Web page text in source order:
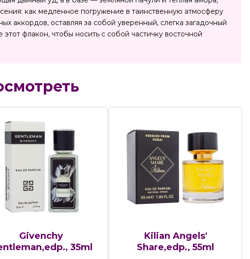
как медленное погружение в таинственную атмосферу
аккордов, оставляя за собой уверенный, слегка загадочный
флакон, чтобы носить с собой частичку восточной
Givenchy
35ml
Kilian Angels'
Share,edp., 55ml